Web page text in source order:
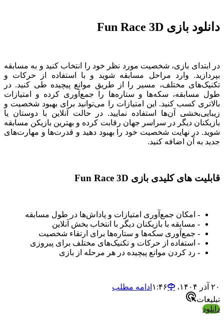
دانلود بازی Fun Race 3D
در ابتدای بازی، شخصیت مورد نظر خود را انتخاب کنید و به مسابقه
بپردازید. وارد مراحل مسابقه شوید و با استفاده از حرکات و
تکنیک‌های مختلف، مسیر را از طریق موانع پیچیده طی کنید. در
طول مسابقه، سکه‌ها و ستاره‌ها را جمع‌آوری کرده و امتیازات
بالاتری کسب کنید. این امتیازات را می‌توانید برای بهبود شخصیت و
زیبایی‌بخشی آن‌ها استفاده نمایید. در حالت آنلاین با دوستان یا
بازیکنان دیگر در سراسر جهان رقابت کرده و بهترین بازیکن مسابقه
شوید. در نهایت شخصیت خود را بهبود دهید و قدرت‌ها و مهارت‌های
جدید به آن اضافه کنید.
قابلیت های کلیدی بازی Fun Race 3D
- امکان جمع‌آوری امتیازات و پاداش‌ها در طول مسابقه
- مسابقه با بازیکنان دیگر با انتخاب بخش آنلاین
- جمع‌آوری سکه‌ها و ستاره‌ها برای ارتقاء شخصیت
- استفاده از حرکات و تکنیک‌های مختلف برای پیروزی
- رد کردن موانع پیچیده در هر مرحله از بازی
۲۰ آذر ۱۴۰۴،‏ ۱:۴۶
ادامه مطلب
تبلیغات
دانلود